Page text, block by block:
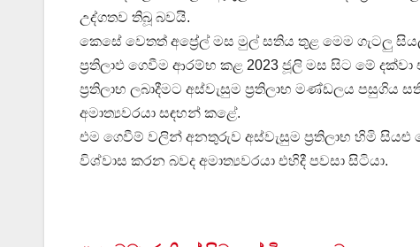
උද්ගතව තිබූ බවයි.
කෙසේ වෙතත් අප්‍රේල් මස මුල් සතිය තුළ මෙම ගැටලු
ප්‍රතිලාඵ ගෙවීම ආරම්භ කළ 2023 ජූලි මස සිට මේ
ප්‍රතිලාභ ලබාදීමට අස්වැසුම ප්‍රතිලාභ මණ්ඩලය පසුගිය
අමාත්‍යවරයා සඳහන් කළේ.
එම ගෙවීම් වලින් අනතුරුව අස්වැසුම ප්‍රතිලාභ හිමි සියළු
විශ්වාස කරන බවද අමාත්‍යවරයා එහිදී පවසා සිටියා.